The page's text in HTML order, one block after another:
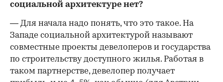
социальной архитектуре нет?
— Для начала надо понять, что это такое. На
Западе социальной архитектурой называют
совместные проекты девелоперов и государства
по строительству доступного жилья. Работая в
таком партнерстве, девелопер получает